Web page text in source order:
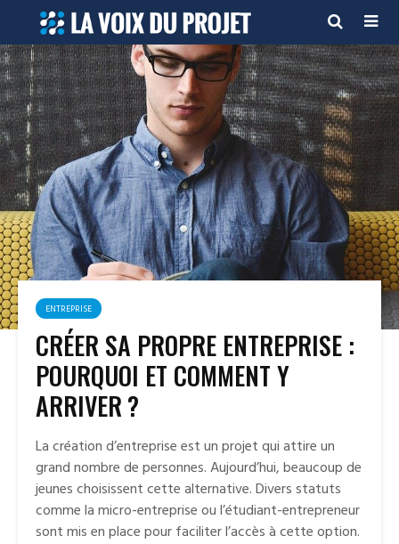
ENTREPRISE
CRÉER SA PROPRE ENTREPRISE :
POURQUOI ET COMMENT Y
ARRIVER ?
La création d’entreprise est un projet qui attire un
grand nombre de personnes. Aujourd’hui, beaucoup de
jeunes choisissent cette alternative. Divers statuts
comme la micro-entreprise ou l’étudiant-entrepreneur
sont mis en place pour faciliter l’accès à cette option.